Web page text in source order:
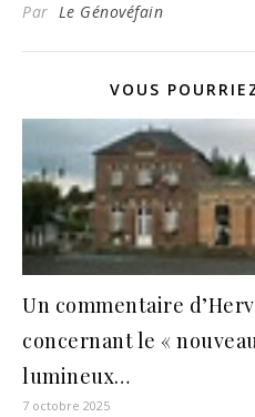
Par Le Génovéfain
VOUS
Un commentaire
concernant le «
lumineux…
7 octobre 2025